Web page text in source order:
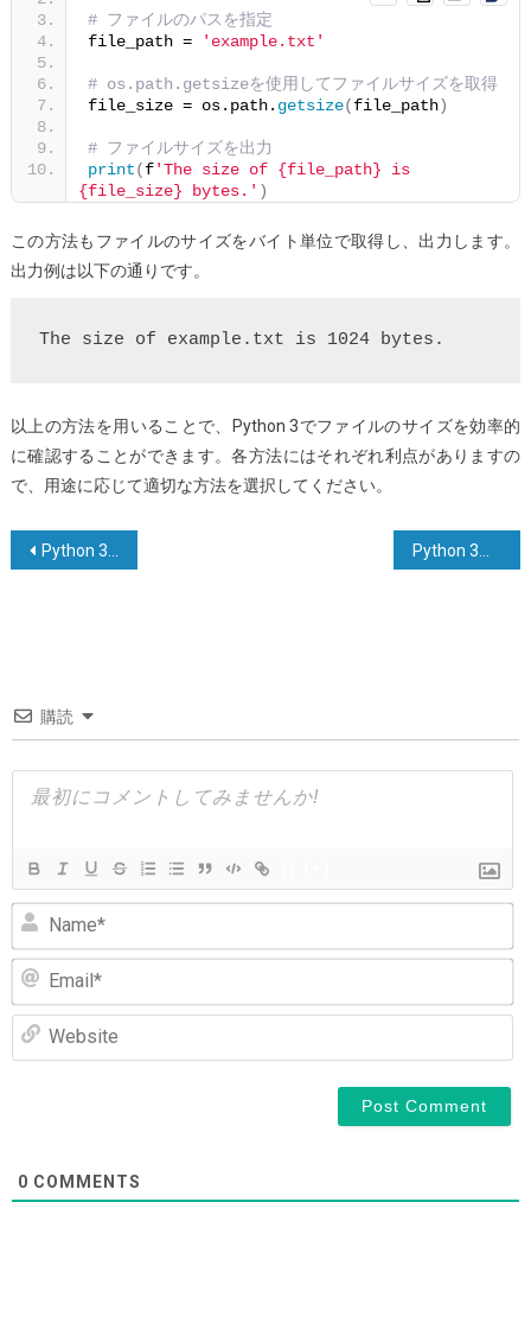
# ファイルのパスを指定
file_path =
'example.txt'
# os.path.getsizeを使用してファイルサイズを取得
file_size = os.path. getsize(file_path)
# ファイルサイズを出力
print(f'The size of {file_path} is
{file_size} bytes.' )
この方法もファイルのサイズをバイト単位で取得し、出力します。
出力例は以下の通りです。
以上の方法を用いることで、Python 3でファイルのサイズを効率的
に確認することができます。各方法にはそれぞれ利点がありますの
で、用途に応じて適切な方法を選択してください。
投
ー
シ
ョ
Python 3でtry-except-elseを使用するのは良い習慣ですか？
購読
0 COMMENTS